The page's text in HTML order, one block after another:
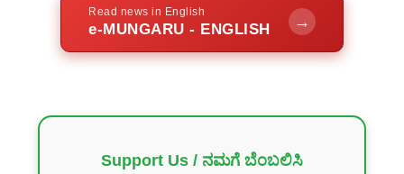
Read news in English
e-MUNGARU - ENGLISH →
Support Us / ನಮಗೆ ಬೆಂಬಲಿಸಿ